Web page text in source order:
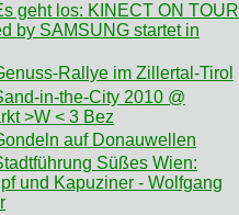
geht los: KINECT ON TOUR
by SAMSUNG startet in
Rallye im Zillertal-Tirol
in-the-City 2010 @
>W < 3 Bez
auf Donauwellen
Süßes Wien:
und Kapuziner - Wolfgang